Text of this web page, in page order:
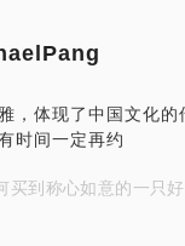
，体现了中国文化
时间一定再约
买到称心如意的一只